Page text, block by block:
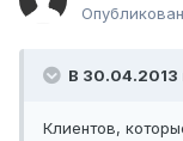
В 30.04.2013
Клиентов,